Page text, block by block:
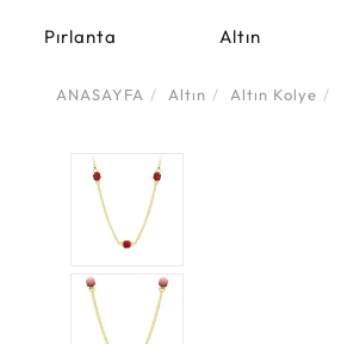
Pırlanta Altın
ANASAYFA Altın Altın Kolye